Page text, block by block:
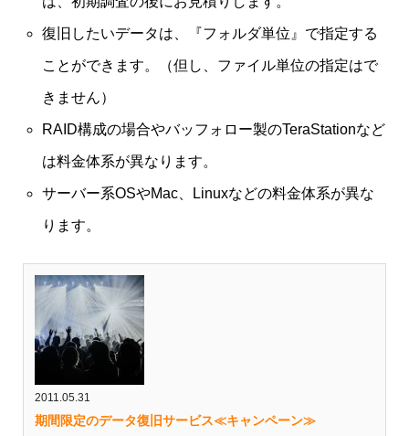
復旧したいデータは、『フォルダ単位』で指定する
ことができます。（但し、ファイル単位の指定はで
きません）
RAID構成の場合やバッフォロー製のTeraStationなど
は料金体系が異なります。
サーバー系OSやMac、Linuxなどの料金体系が異な
ります。
2011.05.31
期間限定のデータ復旧サービス≪キャンペーン≫